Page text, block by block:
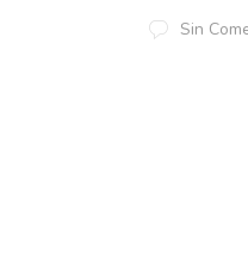
Sin